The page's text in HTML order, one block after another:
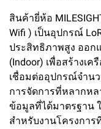
สินค้ายี่ห้อ
Wifi ) เป็นอุปกรณ์
ประสิทธิภาพสูง ออก
(Indoor) เพื่อสร้างเ
เชื่อมต่ออุปกรณ์จำนว
การจัดการที่หลากห
ข้อมูลที่ได้มาตรฐาน
สำหรับงานโครงการ